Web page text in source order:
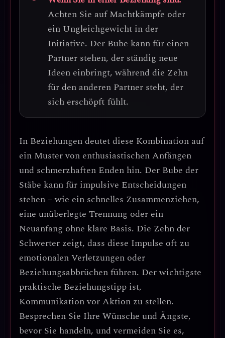
Achten Sie auf Machtkämpfe oder
ein Ungleichgewicht in der
Initiative. Der Bube kann für einen
Partner stehen, der ständig neue
Ideen einbringt, während die Zehn
für den anderen Partner steht, der
sich erschöpft fühlt.
In Beziehungen deutet diese Kombination auf
ein Muster von enthusiastischen Anfängen
und schmerzhaften Enden hin. Der Bube der
Stäbe kann für impulsive Entscheidungen
stehen – wie ein schnelles Zusammenziehen,
eine unüberlegte Trennung oder ein
Neuanfang ohne klare Basis. Die Zehn der
Schwerter zeigt, dass diese Impulse oft zu
emotionalen Verletzungen oder
Beziehungsabbrüchen führen. Der wichtigste
praktische Beziehungstipp ist,
Kommunikation vor Aktion zu stellen.
Besprechen Sie Ihre Wünsche und Ängste,
bevor Sie handeln, und vermeiden Sie es,